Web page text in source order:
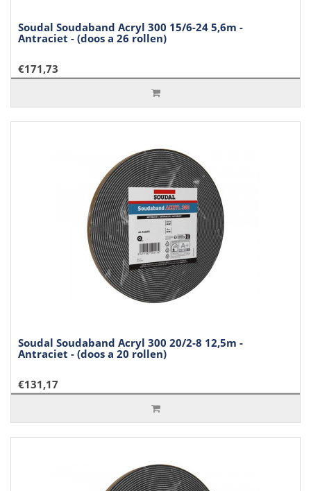
Soudal Soudaband Acryl 300 15/6-24 5,6m -
Antraciet - (doos a 26 rollen)
€171,73
Soudal Soudaband Acryl 300 20/2-8 12,5m -
Antraciet - (doos a 20 rollen)
€131,17